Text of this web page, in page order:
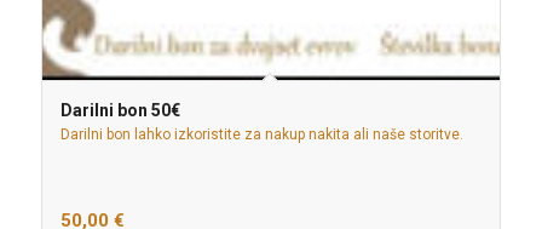
Darilni bon 50€
Darilni bon lahko izkoristite za nakup nakita ali naše storitve.
50,00 €